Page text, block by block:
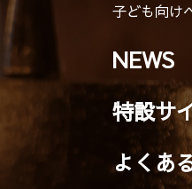
子ども向け
NEWS
特設サ
よくあ